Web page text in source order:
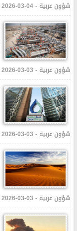
شؤون عربية - 04-03-2026 05:07 PM
شؤون عربية - 03-03-2026 05:31 PM
شؤون عربية - 03-03-2026 03:48 PM
شؤون عربية - 03-03-2026 10:42 AM